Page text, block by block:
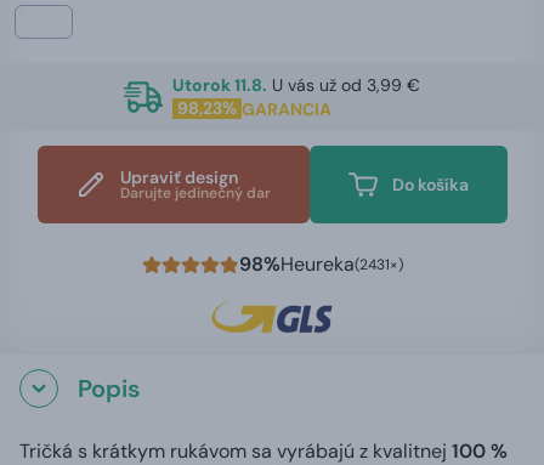
Utorok 11.8. U vás už od 3,99 €
98,23% GARANCIA
Upraviť design
Darujte jedinečný dar Do košíka
98%Heureka(2431×)
Popis
Tričká s krátkym rukávom sa vyrábajú z kvalitnej 100 %